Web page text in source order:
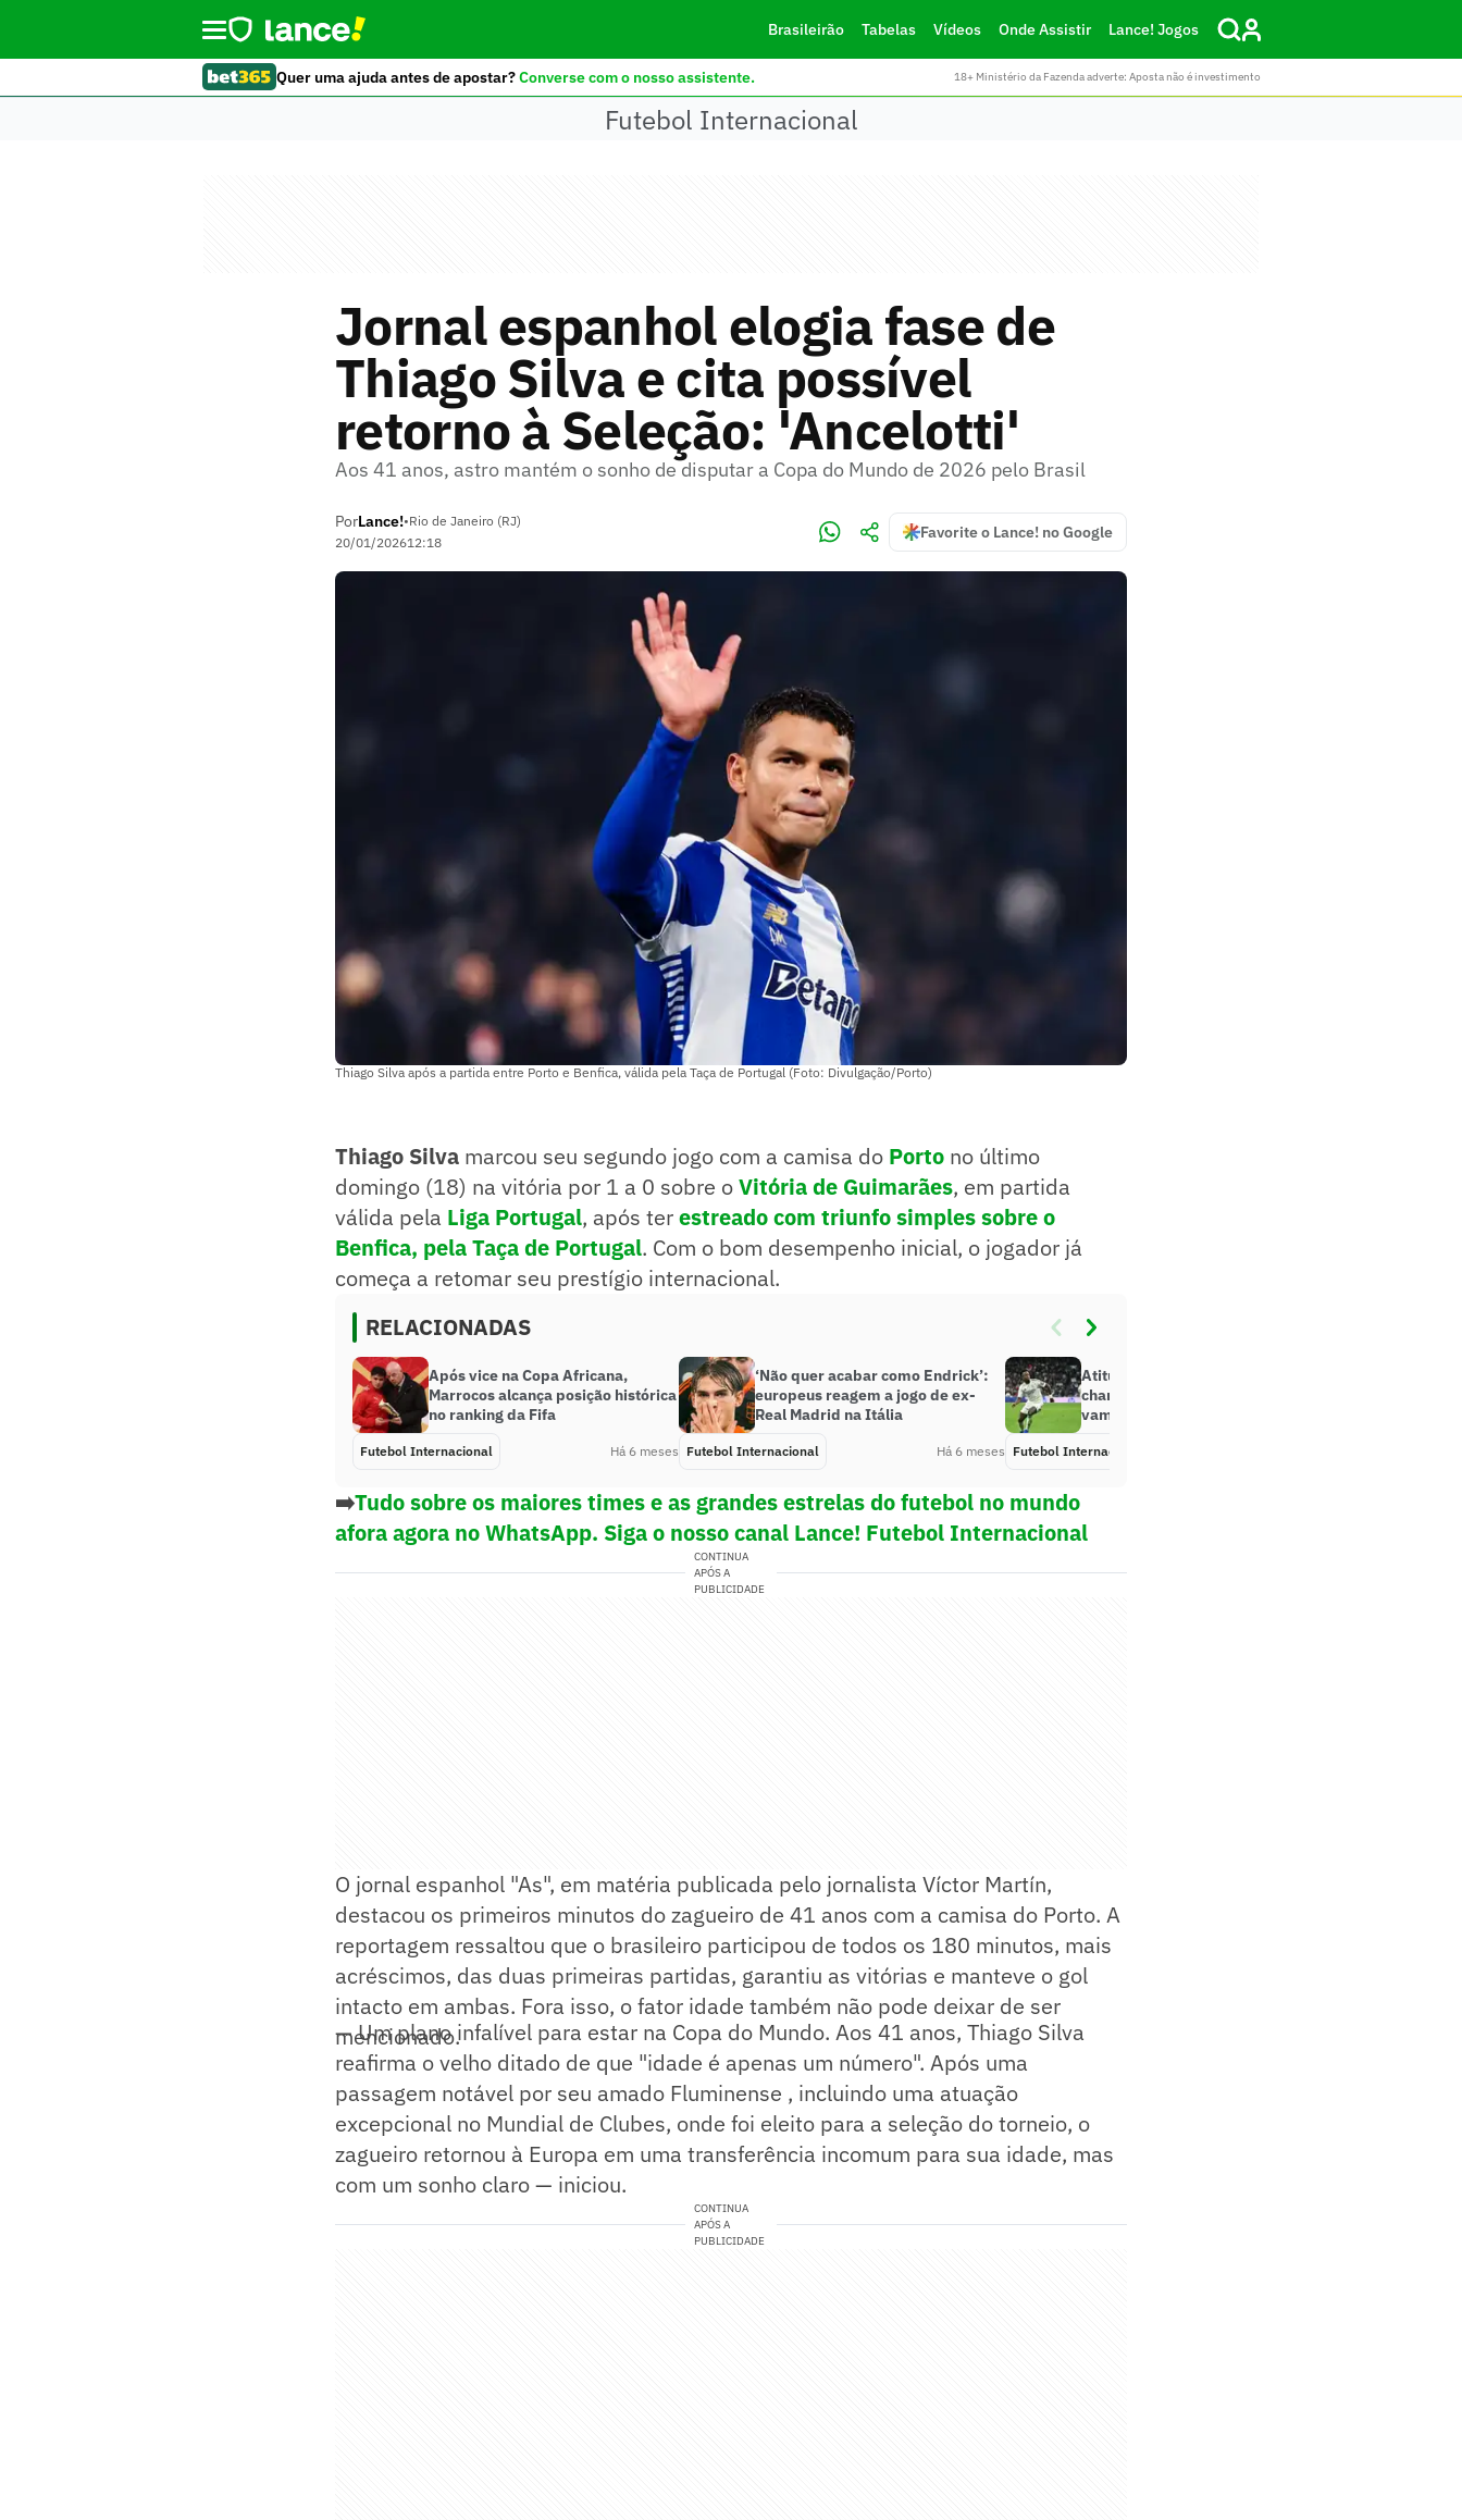
Brasileirão Tabelas Vídeos Onde Assistir Lance! Jogos
Quer uma ajuda antes de apostar?Converse com o nosso assistente. 18+ Ministério da Fazenda adverte: Aposta não é investimento
Futebol Internacional
Jornal espanhol elogia fase de
Thiago Silva e cita possível
retorno à Seleção: 'Ancelotti'
Aos 41 anos, astro mantém o sonho de disputar a Copa do Mundo de 2026 pelo Brasil
PorLance!•Rio de Janeiro (RJ)
20/01/202612:18
Favorite o Lance! no Google
Thiago Silva após a partida entre Porto e Benfica, válida pela Taça de Portugal (Foto: Divulgação/Porto)
Thiago Silva marcou seu segundo jogo com a camisa do Porto no último
domingo (18) na vitória por 1 a 0 sobre oVitória de Guimarães, em partida
válida pela Liga Portugal, após terestreado com triunfo simples sobre o
Benfica, pela Taça de Portugal. Com o bom desempenho inicial, o jogador já
começa a retomar seu prestígio internacional.
RELACIONADAS
Após vice na Copa Africana,
Marrocos alcança posição histórica
no ranking da Fifa
Futebol Internacional Há 6 meses
‘Não quer acabar como Endrick’:
europeus reagem a jogo de ex-
Real Madrid na Itália
Futebol Internacional Há 6 meses
Atitude de Vini Jr pelo Real Madrid
chama a atenção de técnico: ‘Nós
vamos multar’
Futebol Internacional
➡️Tudo sobre os maiores times e as grandes estrelas do futebol no mundo
afora agora no WhatsApp. Siga o nosso canal Lance! Futebol Internacional
CONTINUA
APÓS A
PUBLICIDADE
O jornal espanhol "As", em matéria publicada pelo jornalista Víctor Martín,
destacou os primeiros minutos do zagueiro de 41 anos com a camisa do Porto. A
reportagem ressaltou que o brasileiro participou de todos os 180 minutos, mais
acréscimos, das duas primeiras partidas, garantiu as vitórias e manteve o gol
intacto em ambas. Fora isso, o fator idade também não pode deixar de ser
mencionado.
— Um plano infalível para estar na Copa do Mundo. Aos 41 anos, Thiago Silva
reafirma o velho ditado de que "idade é apenas um número". Após uma
passagem notável por seu amado Fluminense , incluindo uma atuação
excepcional no Mundial de Clubes, onde foi eleito para a seleção do torneio, o
zagueiro retornou à Europa em uma transferência incomum para sua idade, mas
com um sonho claro — iniciou.
CONTINUA
APÓS A
PUBLICIDADE